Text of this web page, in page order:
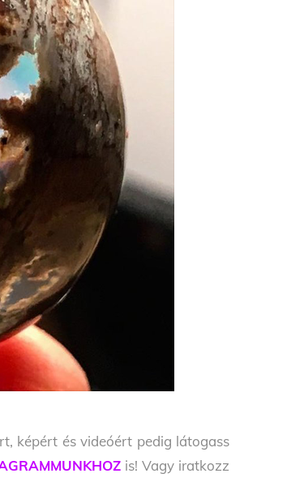
képért és videóért pedig látogass
is! Vagy iratkozz